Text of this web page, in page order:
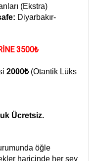
(Ekstra)
Diyarbakır-
3500₺
2000₺ (Otantik Lüks
Ücretsiz.
öğle
haricinde her şey